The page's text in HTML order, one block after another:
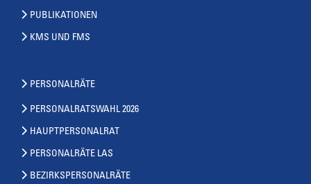
PUBLIKATIONEN
KMS UND FMS
PERSONALRÄTE
PERSONALRATSWAHL 2026
HAUPTPERSONALRAT
PERSONALRÄTE LAS
BEZIRKSPERSONALRÄTE